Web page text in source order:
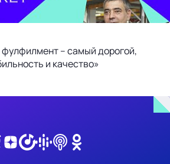
– самый дорогой,
и качество»